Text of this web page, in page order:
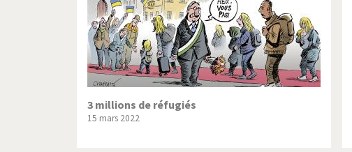
3 millions de réfugiés
15 mars 2022